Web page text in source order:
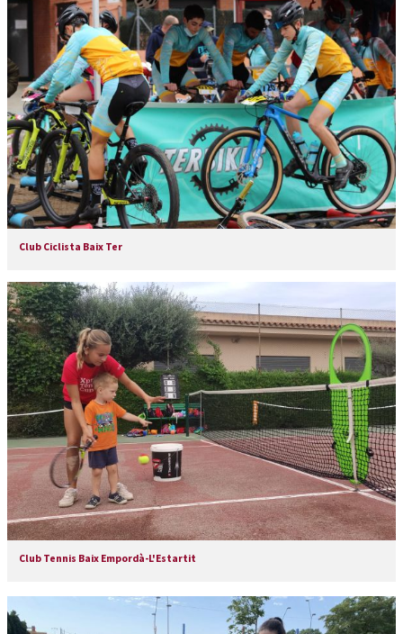
Club Ciclista Baix Ter
Club Tennis Baix Empordà-L'Estartit